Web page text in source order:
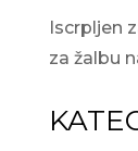
Iscrpljen
za žalbu